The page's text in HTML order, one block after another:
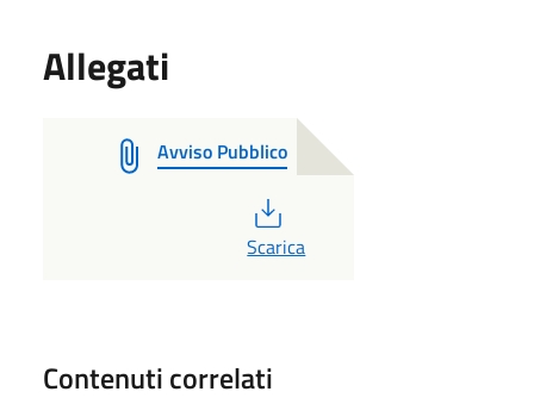
Allegati
Avviso Pubblico
PDF
Scarica
Contenuti correlati